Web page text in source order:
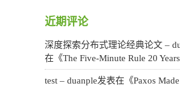
近期评论
深度探索分布式理论经典论文 –
在《The Five-Minute Rule 20
test – duanple发表在《Paxos